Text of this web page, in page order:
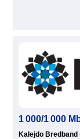
1 000/1 000
Kalejdo Bredband